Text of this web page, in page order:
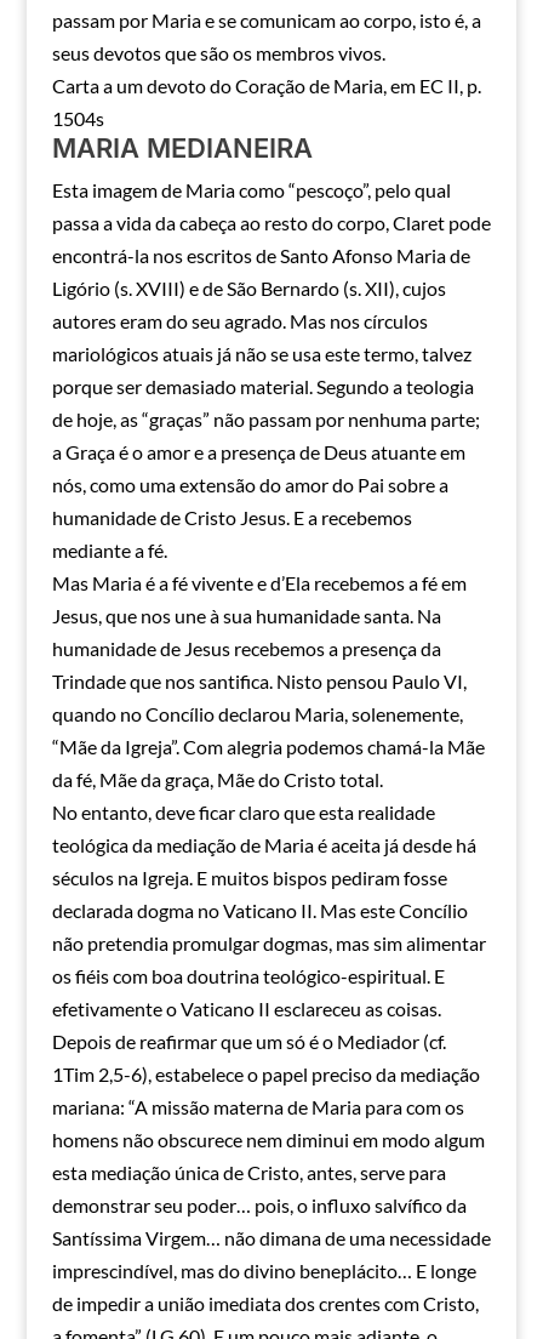
passam por Maria e se comunicam ao corpo, isto é, a
seus devotos que são os membros vivos.
Carta a um devoto do Coração de Maria, em EC II, p.
1504s
MARIA MEDIANEIRA
Esta imagem de Maria como “pescoço”, pelo qual
passa a vida da cabeça ao resto do corpo, Claret pode
encontrá-la nos escritos de Santo Afonso Maria de
Ligório (s. XVIII) e de São Bernardo (s. XII), cujos
autores eram do seu agrado. Mas nos círculos
mariológicos atuais já não se usa este termo, talvez
porque ser demasiado material. Segundo a teologia
de hoje, as “graças” não passam por nenhuma parte;
a Graça é o amor e a presença de Deus atuante em
nós, como uma extensão do amor do Pai sobre a
humanidade de Cristo Jesus. E a recebemos
mediante a fé.
Mas Maria é a fé vivente e d’Ela recebemos a fé em
Jesus, que nos une à sua humanidade santa. Na
humanidade de Jesus recebemos a presença da
Trindade que nos santifica. Nisto pensou Paulo VI,
quando no Concílio declarou Maria, solenemente,
“Mãe da Igreja”. Com alegria podemos chamá-la Mãe
da fé, Mãe da graça, Mãe do Cristo total.
No entanto, deve ficar claro que esta realidade
teológica da mediação de Maria é aceita já desde há
séculos na Igreja. E muitos bispos pediram fosse
declarada dogma no Vaticano II. Mas este Concílio
não pretendia promulgar dogmas, mas sim alimentar
os fiéis com boa doutrina teológico-espiritual. E
efetivamente o Vaticano II esclareceu as coisas.
Depois de reafirmar que um só é o Mediador (cf.
1Tim 2,5-6), estabelece o papel preciso da mediação
mariana: “A missão materna de Maria para com os
homens não obscurece nem diminui em modo algum
esta mediação única de Cristo, antes, serve para
demonstrar seu poder… pois, o influxo salvífico da
Santíssima Virgem… não dimana de uma necessidade
imprescindível, mas do divino beneplácito… E longe
de impedir a união imediata dos crentes com Cristo,